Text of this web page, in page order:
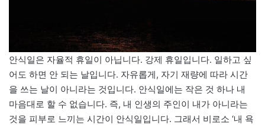
안식일은 자율적 휴일이 아닙니다. 강제 휴일입니다. 일하고 싶
어도 하면 안 되는 날입니다. 자유롭게, 자기 재량에 따라 시간
을 쓰는 날이 아니라는 것입니다. 안식일에는 작은 것 하나 내
마음대로 할 수 없습니다. 즉, 내 인생의 주인이 내가 아니라는
것을 피부로 느끼는 시간이 안식일입니다. 그래서 비로소 ‘내 욕